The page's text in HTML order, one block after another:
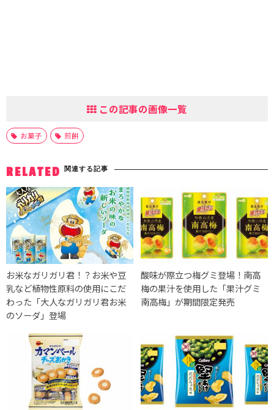
この記事の画像一覧
お菓子 煎餅
RELATED 関連する記事
お米なガリガリ君！？お米や豆
乳など植物性原料の使用にこだ
わった「大人なガリガリ君お米
のソーダ」登場
酸味が際立つ梅グミ登場！南高
梅の果汁を使用した「果汁グミ
南高梅」が期間限定発売